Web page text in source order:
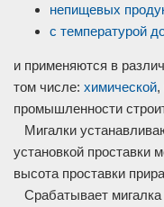
непищевых
с температурой
и применяются в
том числе: химической,
промышленности
Мигалки
установкой проставки
высота проставки
Срабатывает